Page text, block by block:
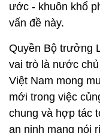
ước - khuôn khổ
vấn đề này.
Quyền Bộ trưởng
vai trò là nước
Việt Nam mong
mới trong việc
chung và hợp tác
an ninh mạng nói